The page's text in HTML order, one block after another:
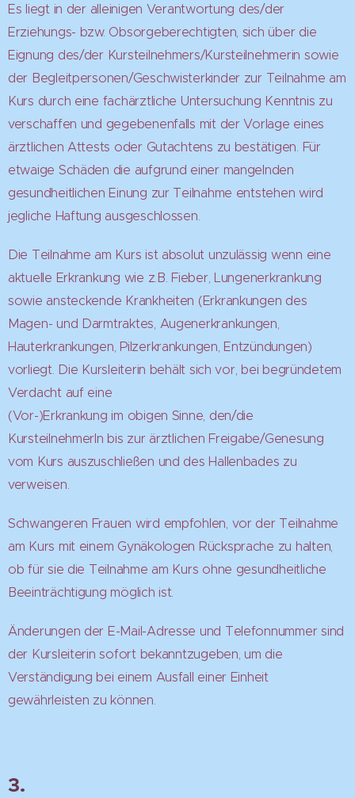
Es liegt in der alleinigen Verantwortung des/der
Erziehungs- bzw. Obsorgeberechtigten, sich über die
Eignung des/der Kursteilnehmers/Kursteilnehmerin sowie
der Begleitpersonen/Geschwisterkinder zur Teilnahme am
Kurs durch eine fachärztliche Untersuchung Kenntnis zu
verschaffen und gegebenenfalls mit der Vorlage eines
ärztlichen Attests oder Gutachtens zu bestätigen. Für
etwaige Schäden die aufgrund einer mangelnden
gesundheitlichen Einung zur Teilnahme entstehen wird
jegliche Haftung ausgeschlossen.
Die Teilnahme am Kurs ist absolut unzulässig wenn eine
aktuelle Erkrankung wie z.B. Fieber, Lungenerkrankung
sowie ansteckende Krankheiten (Erkrankungen des
Magen- und Darmtraktes, Augenerkrankungen,
Hauterkrankungen, Pilzerkrankungen, Entzündungen)
vorliegt. Die Kursleiterin behält sich vor, bei begründetem
Verdacht auf eine
(Vor-)Erkrankung im obigen Sinne, den/die
KursteilnehmerIn bis zur ärztlichen Freigabe/Genesung
vom Kurs auszuschließen und des Hallenbades zu
verweisen.
Schwangeren Frauen wird empfohlen, vor der Teilnahme
am Kurs mit einem Gynäkologen Rücksprache zu halten,
ob für sie die Teilnahme am Kurs ohne gesundheitliche
Beeinträchtigung möglich ist.
Änderungen der E-Mail-Adresse und Telefonnummer sind
der Kursleiterin sofort bekanntzugeben, um die
Verständigung bei einem Ausfall einer Einheit
gewährleisten zu können.
3.